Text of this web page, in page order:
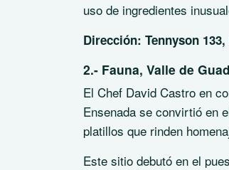
uso de ingredientes
Dirección: Tennyson
2.- Fauna, Valle de
El Chef David Castro en
Ensenada se convirtió en
platillos que rinden
Este sitio debutó en el